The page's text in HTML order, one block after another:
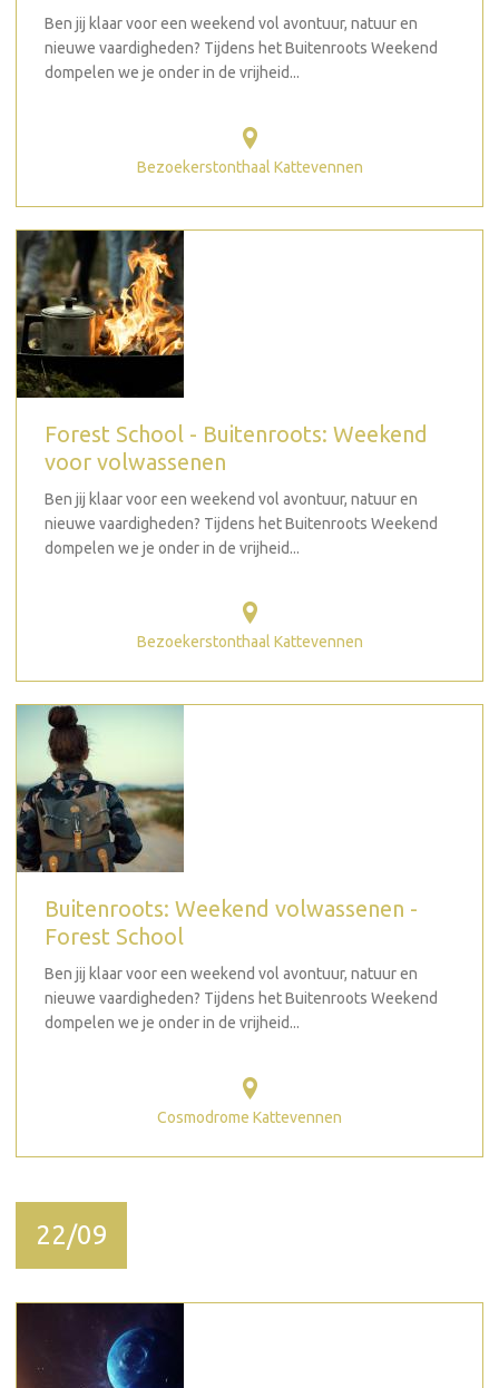
Ben jij klaar voor een weekend vol avontuur, natuur en
nieuwe vaardigheden? Tijdens het Buitenroots Weekend
dompelen we je onder in de vrijheid...
Bezoekerstonthaal Kattevennen
Forest School - Buitenroots: Weekend
voor volwassenen
Ben jij klaar voor een weekend vol avontuur, natuur en
nieuwe vaardigheden? Tijdens het Buitenroots Weekend
dompelen we je onder in de vrijheid...
Bezoekerstonthaal Kattevennen
Buitenroots: Weekend volwassenen -
Forest School
Ben jij klaar voor een weekend vol avontuur, natuur en
nieuwe vaardigheden? Tijdens het Buitenroots Weekend
dompelen we je onder in de vrijheid...
Cosmodrome Kattevennen
22/09